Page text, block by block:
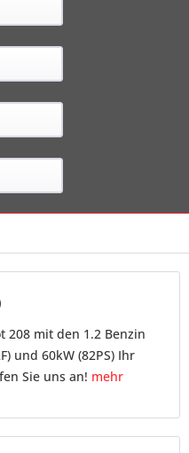
208 mit den 1.2 Benzin
und 60kW (82PS) Ihr
Sie uns an! mehr